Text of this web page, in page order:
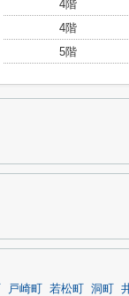
4階
4階
5階
戸崎町 若松町 洞町